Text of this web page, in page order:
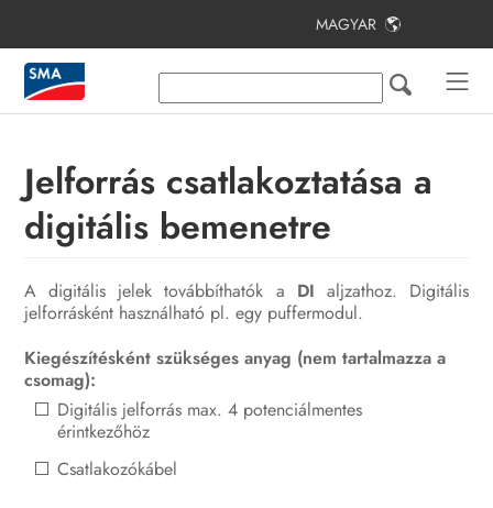
MAGYAR
Jelforrás csatlakoztatása a
digitális bemenetre
A digitális jelek továbbíthatók a DI aljzathoz. Digitális
jelforrásként használható pl. egy puffermodul.
Kiegészítésként szükséges anyag (nem tartalmazza a
csomag):
Digitális jelforrás max. 4 potenciálmentes
érintkezőhöz
Csatlakozókábel
Tartalomjegyzék
Tudnivalók a jelen dokumentumhoz
A csomag tartalma
Termékáttekintés
Felszerelés
Üzembe helyezés
Kezelés
Hibakeresés